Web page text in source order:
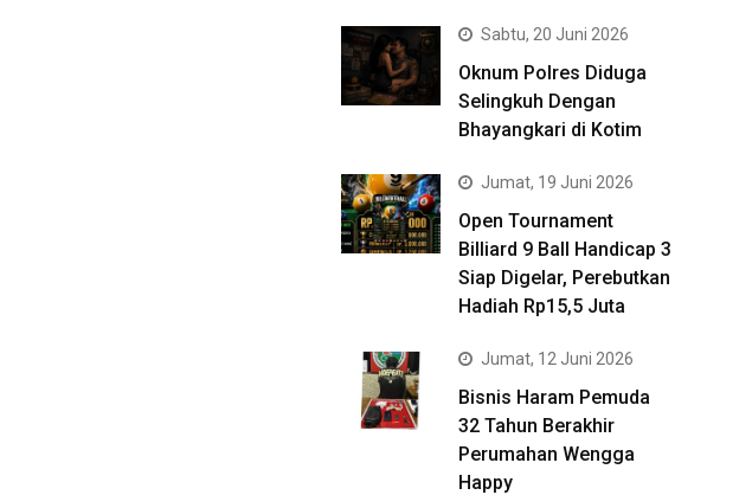
Sabtu, 20 Juni 2026
Oknum Polres Diduga
Selingkuh Dengan
Bhayangkari di Kotim
Jumat, 19 Juni 2026
Open Tournament
Billiard 9 Ball Handicap 3
Siap Digelar, Perebutkan
Hadiah Rp15,5 Juta
Jumat, 12 Juni 2026
Bisnis Haram Pemuda
32 Tahun Berakhir
Perumahan Wengga
Happy